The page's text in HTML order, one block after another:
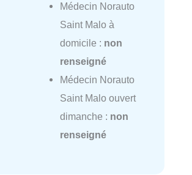
Médecin Norauto
Saint Malo à
domicile : non
renseigné
Médecin Norauto
Saint Malo ouvert
dimanche : non
renseigné